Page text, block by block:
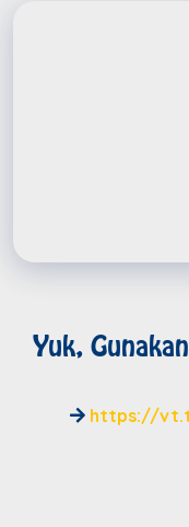
Yuk,
https://